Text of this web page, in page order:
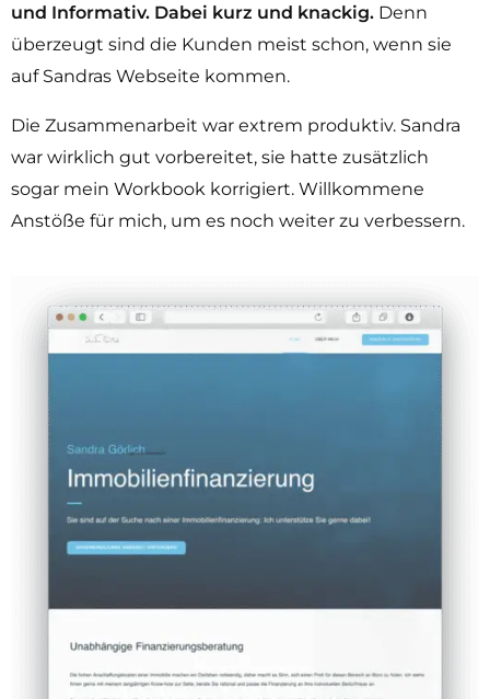
und Informativ. Dabei kurz und knackig. Denn
überzeugt sind die Kunden meist schon, wenn sie
auf Sandras Webseite kommen.
Die Zusammenarbeit war extrem produktiv. Sandra
war wirklich gut vorbereitet, sie hatte zusätzlich
sogar mein Workbook korrigiert. Willkommene
Anstöße für mich, um es noch weiter zu verbessern.